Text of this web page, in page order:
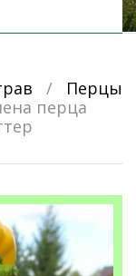
/
Перцы
перца